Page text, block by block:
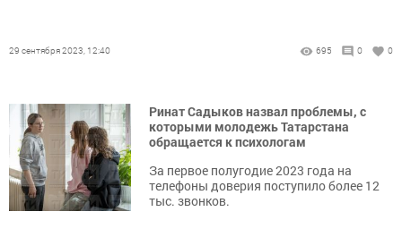
29 сентября 2023, 12:40 695 0 0
Ринат Садыков назвал проблемы, с
которыми молодежь Татарстана
обращается к психологам
За первое полугодие 2023 года на
телефоны доверия поступило более 12
тыс. звонков.